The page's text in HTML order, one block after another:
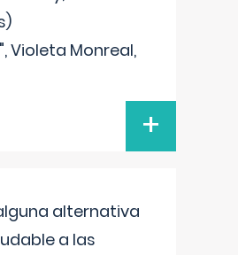
Violeta Monreal,
+
alternativa
a las